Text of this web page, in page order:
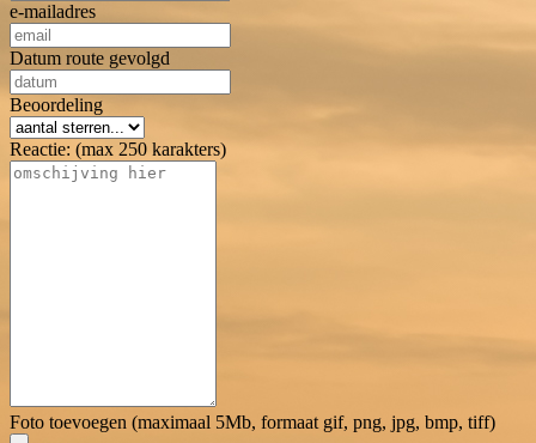
e-mailadres
Datum route gevolgd
Beoordeling
Reactie: (max 250 karakters)
Foto toevoegen (maximaal 5Mb, formaat gif, png, jpg, bmp, tiff)